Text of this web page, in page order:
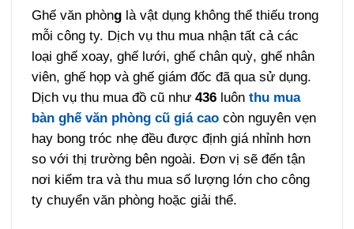
Ghế văn phòng là vật dụng không thể thiếu trong
mỗi công ty. Dịch vụ thu mua nhận tất cả các
loại ghế xoay, ghế lưới, ghế chân quỳ, ghế nhân
viên, ghế họp và ghế giám đốc đã qua sử dụng.
Dịch vụ thu mua đồ cũ như 436 luônthu mua
bàn ghế văn phòng cũ giá cao còn nguyên vẹn
hay bong tróc nhẹ đều được định giá nhỉnh hơn
so với thị trường bên ngoài. Đơn vị sẽ đến tận
nơi kiểm tra và thu mua số lượng lớn cho công
ty chuyển văn phòng hoặc giải thể.